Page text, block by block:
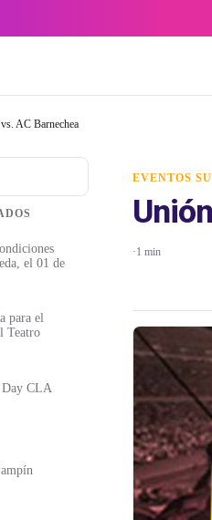
AC Barnechea
el 01 de
para el
Teatro
Day CLA
EVENTOS
·1 min